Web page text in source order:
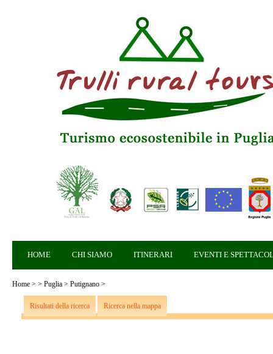
HOME CHI SIAMO ITINERARI EVENTI E
Home > > Puglia > Putignano >
Risultati della ricerca Ricerca nella mappa